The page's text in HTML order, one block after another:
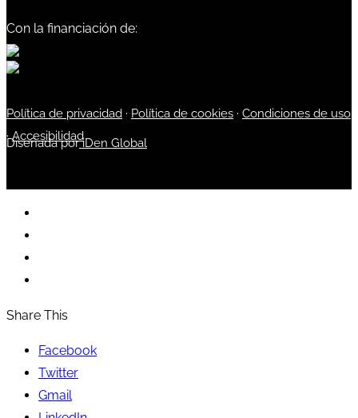
Con la financiación de:
Política de privacidad · Política de cookies · Condiciones de uso
·Accesibilidad
Diseñada poriDen Global
Share This
Facebook
Twitter
Gmail